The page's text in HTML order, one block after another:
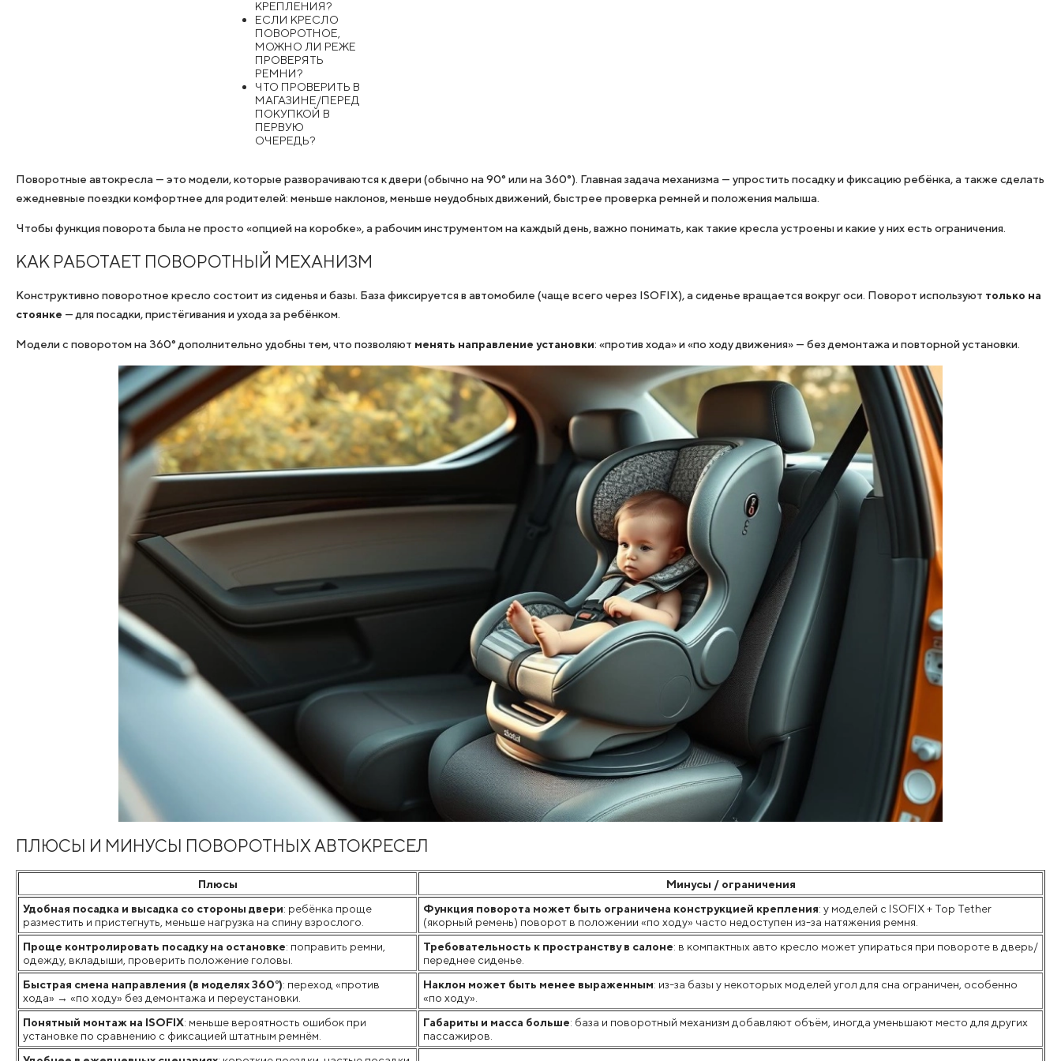
КРЕПЛЕНИЯ?
ЕСЛИ КРЕСЛО
ПОВОРОТНОЕ,
МОЖНО ЛИ РЕЖЕ
ПРОВЕРЯТЬ
РЕМНИ?
ЧТО ПРОВЕРИТЬ В
МАГАЗИНЕ/ПЕРЕД
ПОКУПКОЙ В
ПЕРВУЮ
ОЧЕРЕДЬ?
Поворотные автокресла — это модели, которые разворачиваются к двери (обычно на 90° или на 360°). Главная задача механизма — упростить посадку и фиксацию ребёнка, а также сделать
ежедневные поездки комфортнее для родителей: меньше наклонов, меньше неудобных движений, быстрее проверка ремней и положения малыша.
Чтобы функция поворота была не просто «опцией на коробке», а рабочим инструментом на каждый день, важно понимать, как такие кресла устроены и какие у них есть ограничения.
КАК РАБОТАЕТ ПОВОРОТНЫЙ МЕХАНИЗМ
Конструктивно поворотное кресло состоит из сиденья и базы. База фиксируется в автомобиле (чаще всего через ISOFIX), а сиденье вращается вокруг оси. Поворот используют только на
стоянке — для посадки, пристёгивания и ухода за ребёнком.
Модели с поворотом на 360° дополнительно удобны тем, что позволяют менять направление установки: «против хода» и «по ходу движения» — без демонтажа и повторной установки.
ПЛЮСЫ И МИНУСЫ ПОВОРОТНЫХ АВТОКРЕСЕЛ
Плюсы
Минусы / ограничения
Удобная посадка и высадка со стороны двери: ребёнка проще
разместить и пристегнуть, меньше нагрузка на спину взрослого.
Функция поворота может быть ограничена конструкцией крепления: у моделей с ISOFIX + Top Tether
(якорный ремень) поворот в положении «по ходу» часто недоступен из-за натяжения ремня.
Проще контролировать посадку на остановке: поправить ремни,
одежду, вкладыши, проверить положение головы.
Требовательность к пространству в салоне: в компактных авто кресло может упираться при повороте в дверь/
переднее сиденье.
Быстрая смена направления (в моделях 360°): переход «против
хода» → «по ходу» без демонтажа и переустановки.
Наклон может быть менее выраженным: из-за базы у некоторых моделей угол для сна ограничен, особенно
«по ходу».
Понятный монтаж на ISOFIX: меньше вероятность ошибок при
установке по сравнению с фиксацией штатным ремнём.
Габариты и масса больше: база и поворотный механизм добавляют объём, иногда уменьшают место для других
пассажиров.